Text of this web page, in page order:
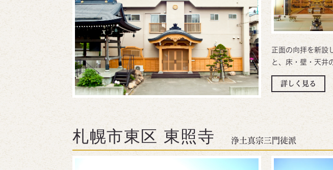
正面の向拝を新設
と、床・壁・天井
詳しく見る
札幌市東区 東照寺 浄土真宗三門徒派